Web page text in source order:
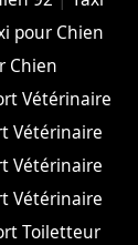
pour Chien
Chien
Vétérinaire
Vétérinaire
Vétérinaire
Vétérinaire
Toiletteur